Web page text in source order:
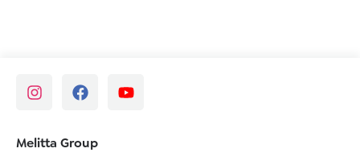
Melitta Group